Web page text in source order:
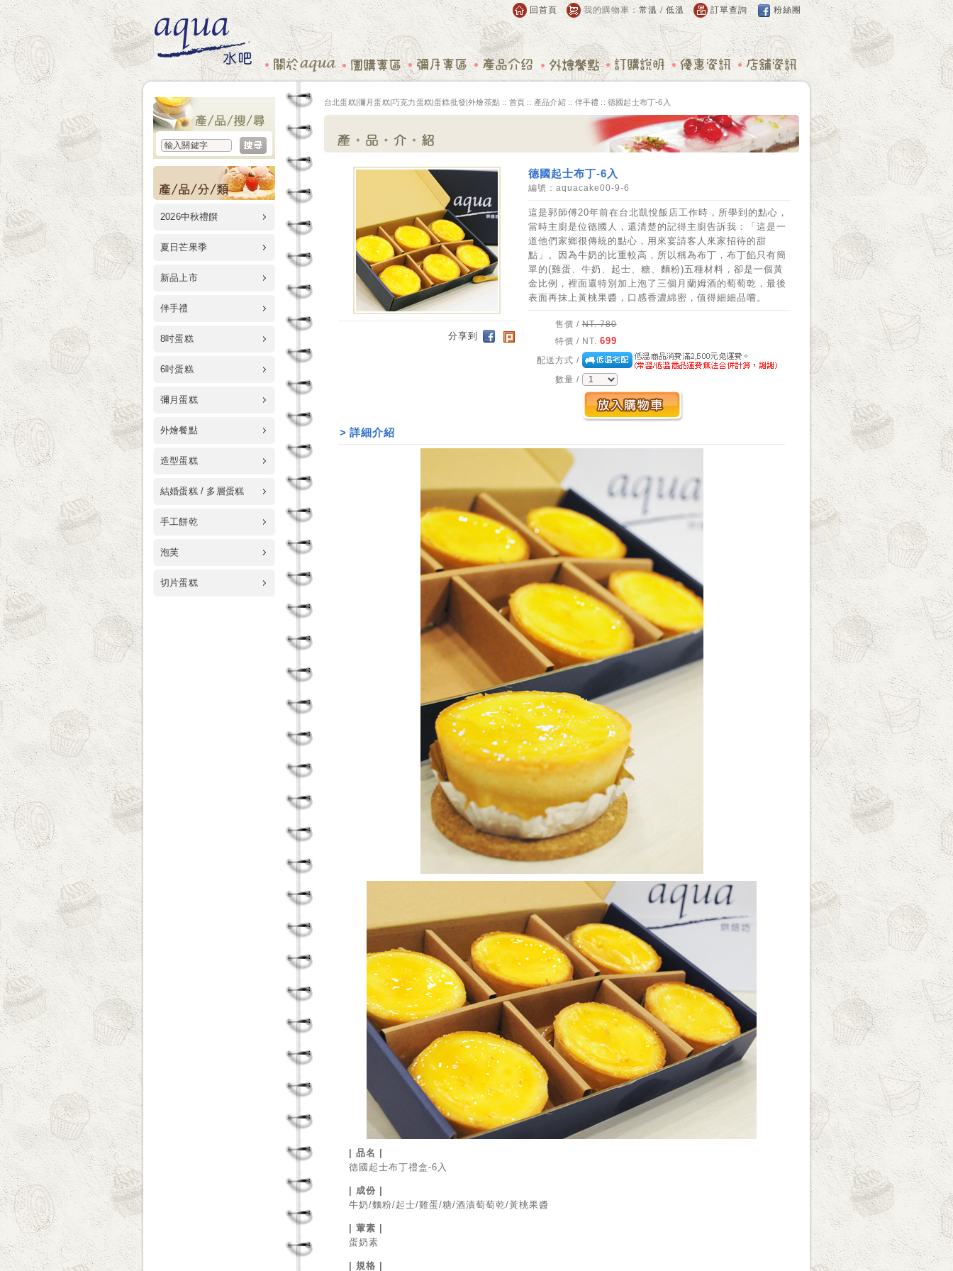
回首頁 我的購物車：常溫 / 低溫 訂單查詢 粉絲團
2026中秋禮饌
夏日芒果季
新品上市
伴手禮
8吋蛋糕
6吋蛋糕
彌月蛋糕
外燴餐點
造型蛋糕
結婚蛋糕 / 多層蛋糕
手工餅乾
泡芙
切片蛋糕
台北蛋糕|彌月蛋糕|巧克力蛋糕|蛋糕批發|外燴茶點 :: 首頁 :: 產品介紹 :: 伴手禮 :: 德國起士布丁-6入
分享到
德國起士布丁-6入
編號：aquacake00-9-6
這是郭師傅20年前在台北凱悅飯店工作時，所學到的點心，
當時主廚是位德國人，還清楚的記得主廚告訴我：「這是一
道他們家鄉很傳統的點心，用來宴請客人來家招待的甜
點」。因為牛奶的比重較高，所以稱為布丁，布丁餡只有簡
單的(雞蛋、牛奶、起士、糖、麵粉)五種材料，卻是一個黃
金比例，裡面還特別加上泡了三個月蘭姆酒的萄萄乾，最後
表面再抹上黃桃果醬，口感香濃綿密，值得細細品嚐。
售價 / NT. 780
特價 / NT. 699
配送方式 /
數量 /
> 詳細介紹
| 品名 |
德國起士布丁禮盒-6入
| 成份 |
牛奶/麵粉/起士/雞蛋/糖/酒漬萄萄乾/黃桃果醬
| 葷素 |
蛋奶素
| 規格 |